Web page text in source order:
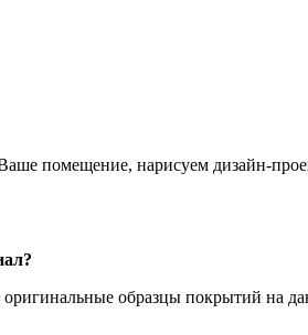
помещение, нарисуем дизайн-
оригинальные образцы покрытий на